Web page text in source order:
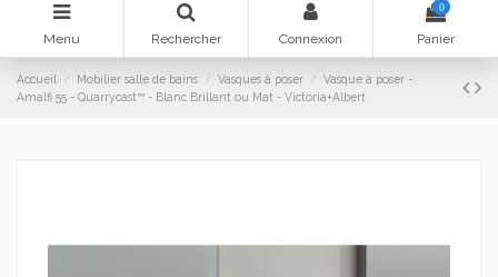
Menu Rechercher Connexion
0
Panier
Accueil Mobilier salle de bains Vasques à poser
Vasque à poser -
Amalfi 55 - Quarrycast™ - Blanc Brillant ou Mat - Victoria+Albert